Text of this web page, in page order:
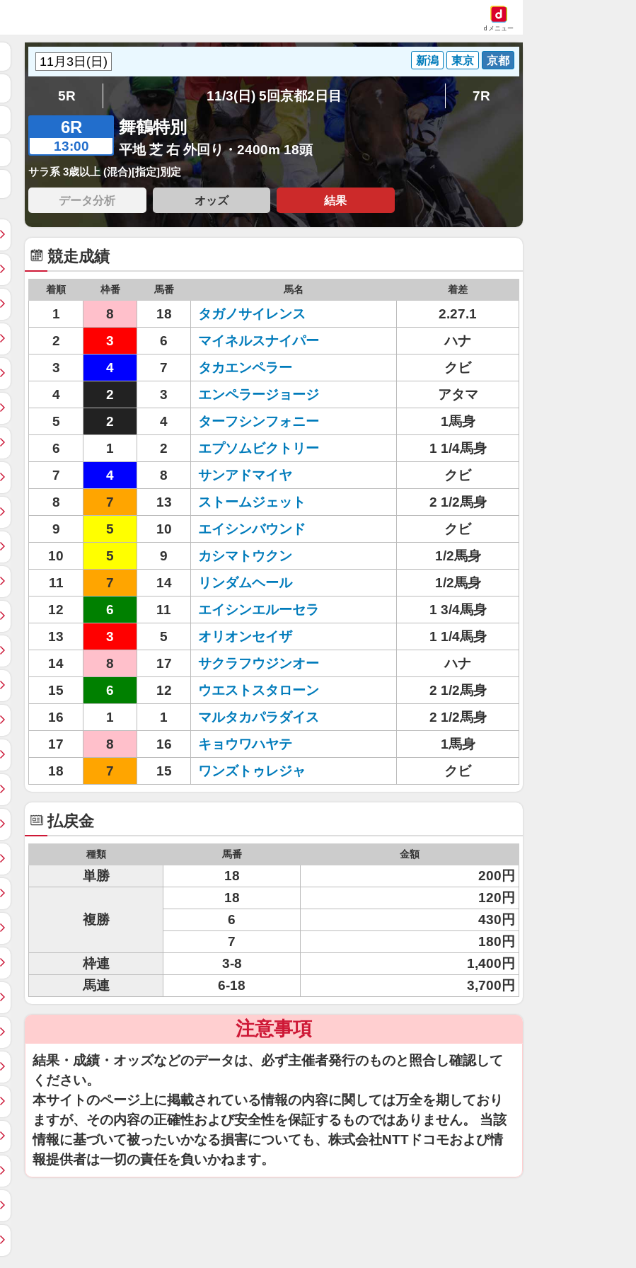
dメニュー
新潟 東京 京都
5R 11/3(日) 5回京都2日目 7R
6R
13:00
舞鶴特別
平地 芝 右 外回り・2400m 18頭
サラ系 3歳以上 (混合)[指定]別定
データ分析 オッズ 結果
競走成績
着順 枠番 馬番 馬名 着差
1 8 18 タガノサイレンス
2.27.1
2
3 6 マイネルスナイパー
ハナ
3
4 7 タカエンペラー
クビ
4
2 3 エンペラージョージ
アタマ
5
2 4 ターフシンフォニー
1馬身
6
1 2 エプソムビクトリー
1 1/4馬身
7
4 8 サンアドマイヤ
クビ
8
7 13 ストームジェット
2 1/2馬身
9
5 10 エイシンバウンド
クビ
10
5 9 カシマトウクン
1/2馬身
11
7 14 リンダムヘール
1/2馬身
12
6 11 エイシンエルーセラ
1 3/4馬身
13
3 5 オリオンセイザ
1 1/4馬身
14
8 17 サクラフウジンオー
ハナ
15
6 12 ウエストスタローン
2 1/2馬身
16
1 1 マルタカパラダイス
2 1/2馬身
17
8 16 キョウワハヤテ
1馬身
18
7 15 ワンズトゥレジャ クビ
払戻金
種類 馬番 金額
単勝 18 200円
複勝
18
120円
6
430円
7
180円
枠連
3-8
1,400円
馬連
6-18 3,700円
注意事項
結果・成績・オッズなどのデータは、必ず主催者発行のものと照合し確認して
ください。
本サイトのページ上に掲載されている情報の内容に関しては万全を期しており
ますが、その内容の正確性および安全性を保証するものではありません。 当該
情報に基づいて被ったいかなる損害についても、株式会社NTTドコモおよび情
報提供者は一切の責任を負いかねます。